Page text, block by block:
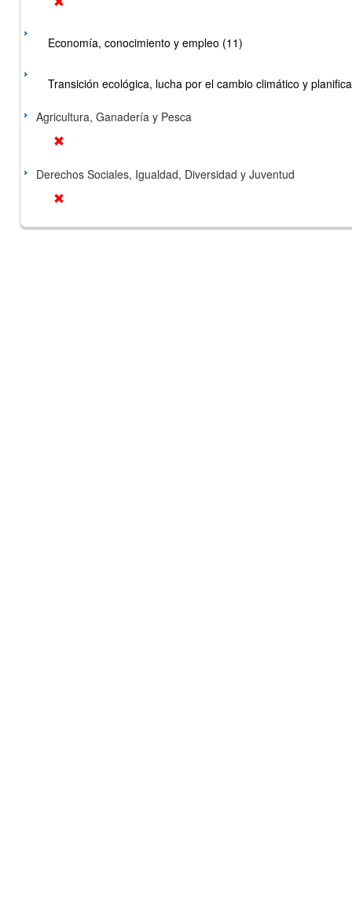
Economía, conocimiento y empleo (11)
Transición ecológica, lucha por el cambio climático y
Agricultura, Ganadería y Pesca
Derechos Sociales, Igualdad, Diversidad y Juventud